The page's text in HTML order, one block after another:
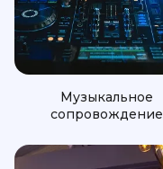
Музыкальное
сопровождение